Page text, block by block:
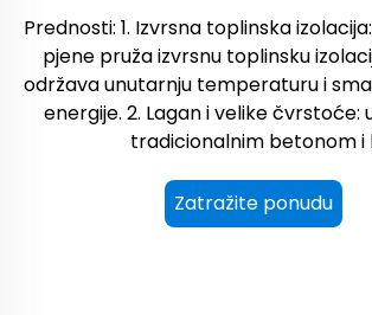
Prednosti: 1. Izvrsna toplinska
pjene pruža izvrsnu toplinsku
održava unutarnju temperaturu i
energije. 2. Lagan i velike čvrstoće:
tradicionalnim betonom i
Zatražite ponudu